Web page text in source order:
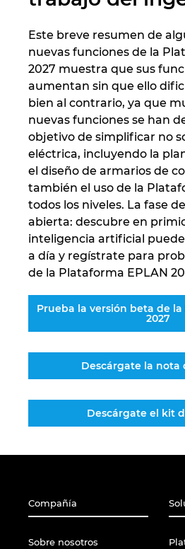
Este breve resumen de
nuevas funciones de la
2027 muestra que sus
aumentan sin que ello
bien al contrario, ya que
nuevas funciones se han
objetivo de simplificar no
eléctrica, incluyendo la
el diseño de armarios de
también el uso de la
todos los niveles. La fase
abierta: descubre en
inteligencia artificial
a día y regístrate para
de la Plataforma EPLAN
Prueba la versión beta de la
2027
Descárgate la nota
Descárgate el kit
Compañía
Sobre nosotros